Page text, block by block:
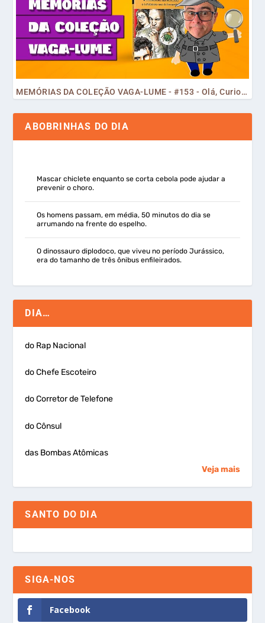
MEMÓRIAS DA COLEÇÃO VAGA-LUME - #153 - Olá, Curiosos! 2023
ABOBRINHAS DO DIA
Mascar chiclete enquanto se corta cebola pode ajudar a
prevenir o choro.
Os homens passam, em média, 50 minutos do dia se
arrumando na frente do espelho.
O dinossauro diplodoco, que viveu no período Jurássico,
era do tamanho de três ônibus enfileirados.
DIA…
do Rap Nacional
do Chefe Escoteiro
do Corretor de Telefone
do Cônsul
das Bombas Atômicas
Veja mais
SANTO DO DIA
SIGA-NOS
Facebook